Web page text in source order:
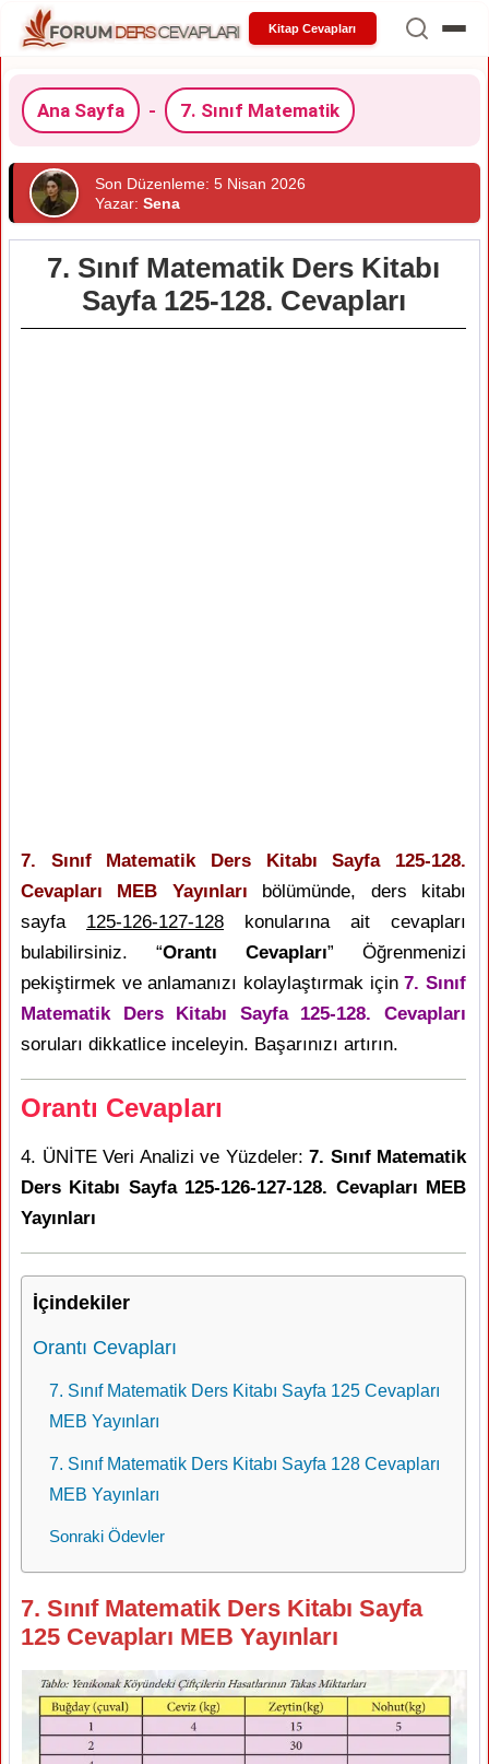
Kitap Cevapları
Ana Sayfa - 7. Sınıf Matematik
Son Düzenleme: 5 Nisan 2026
Yazar: Sena
7. Sınıf Matematik Ders Kitabı
Sayfa 125-128. Cevapları
7. Sınıf Matematik Ders Kitabı Sayfa 125-128.
Cevapları MEB Yayınları bölümünde, ders kitabı
sayfa 125-126-127-128 konularına ait cevapları
bulabilirsiniz. “Orantı Cevapları” Öğrenmenizi
pekiştirmek ve anlamanızı kolaylaştırmak için7. Sınıf
Matematik Ders Kitabı Sayfa 125-128. Cevapları
soruları dikkatlice inceleyin. Başarınızı artırın.
Orantı Cevapları
4. ÜNİTE Veri Analizi ve Yüzdeler: 7. Sınıf Matematik
Ders Kitabı Sayfa 125-126-127-128. Cevapları MEB
Yayınları
İçindekiler
Orantı Cevapları
7. Sınıf Matematik Ders Kitabı Sayfa 125 Cevapları
MEB Yayınları
7. Sınıf Matematik Ders Kitabı Sayfa 128 Cevapları
MEB Yayınları
Sonraki Ödevler
7. Sınıf Matematik Ders Kitabı Sayfa
125 Cevapları MEB Yayınları